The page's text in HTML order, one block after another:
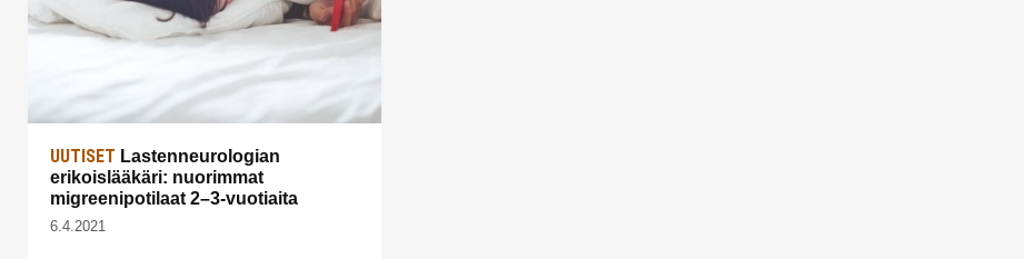
UUTISET Lastenneurologian
erikoislääkäri: nuorimmat
migreenipotilaat 2–3-vuotiaita
6.4.2021